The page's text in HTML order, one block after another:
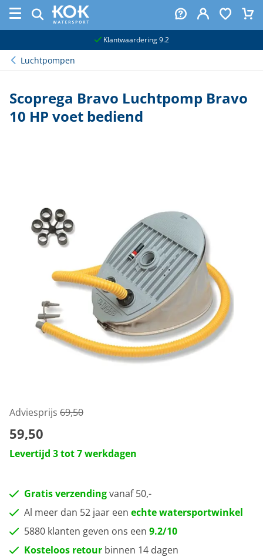
Klantwaardering 9.2
Luchtpompen
Scoprega Bravo Luchtpomp Bravo
10 HP voet bediend
Adviesprijs 69,50
59,50
Levertijd 3 tot 7 werkdagen
Gratis verzendingvanaf 50,-
Al meer dan 52 jaar een echte watersportwinkel
5880 klanten geven ons een 9.2/10
Kosteloos retour binnen 14 dagen